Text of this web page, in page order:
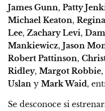
James Gunn, Patty
Michael Keaton,
Lee, Zachary Levi,
Mankiewicz, Jason
Robert Pattinson,
Ridley, Margot Robbie,
Uslan y Mark Waid,
Se desconoce si